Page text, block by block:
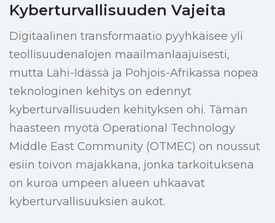
Kyberturvallisuuden Vajeita
Digitaalinen transformaatio pyyhkäisee yli
teollisuudenalojen maailmanlaajuisesti,
mutta Lähi-Idässä ja Pohjois-Afrikassa nopea
teknologinen kehitys on edennyt
kyberturvallisuuden kehityksen ohi. Tämän
haasteen myötä Operational Technology
Middle East Community (OTMEC) on noussut
esiin toivon majakkana, jonka tarkoituksena
on kuroa umpeen alueen uhkaavat
kyberturvallisuuksien aukot.